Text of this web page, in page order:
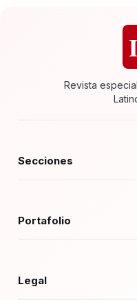
Revista
Secciones
Portafolio
Legal